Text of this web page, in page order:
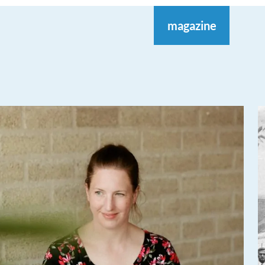
magazine